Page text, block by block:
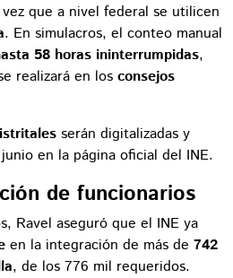
que a nivel federal se utilicen
. En simulacros, el conteo manual
58 horas ininterrumpidas,
realizará en los consejos
serán digitalizadas y
en la página oficial del INE.
de funcionarios
Ravel aseguró que el INE ya
en la integración de más de 742
, de los 776 mil requeridos.